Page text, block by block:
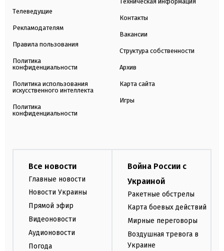
Телеведущие
Рекламодателям
Правила пользования
Политика
конфиденциальности
Политика использования
искусственного интеллекта
Политика
конфиденциальности
Контакты
Вакансии
Структура собственности
Архив
Карта сайта
Игры
Все новости
Главные новости
Новости Украины
Прямой эфир
Видеоновости
Аудионовости
Погода
Война России с
Украиной
Ракетные обстрелы
Карта боевых действий
Мирные переговоры
Воздушная тревога в
Украине